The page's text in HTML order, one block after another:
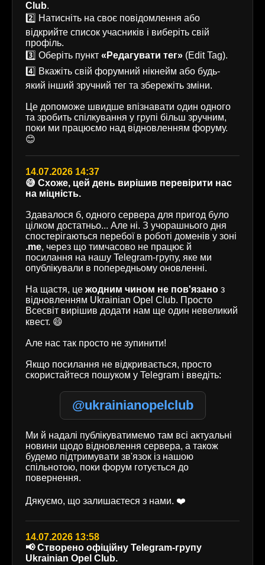
Club.
2️⃣ Натисніть на своє повідомлення або
відкрийте список учасників і виберіть свій
профіль.
3️⃣ Оберіть пункт «Редагувати тег» (Edit Tag).
4️⃣ Вкажіть свій форумний нікнейм або будь-
який інший зручний тег та збережіть зміни.
Це допоможе швидше впізнавати один одного
та зробить спілкування у групі більш зручним,
поки ми працюємо над відновленням форуму.
😊
14.07.2026 14:37
😅 Схоже, цей день вирішив перевірити нас
на міцність.
Здавалося б, одного сервера для пригод було
цілком достатньо... Але ні. З учорашнього дня
спостерігаються перебої в роботі доменів у зоні
.me, через що тимчасово не працює й
посилання на нашу Telegram-групу, яке ми
опублікували в попередньому оновленні.
На щастя, це жодним чином не пов'язано з
відновленням Ukrainian Opel Club. Просто
Всесвіт вирішив додати нам ще один невеликий
квест. 😄
Але нас так просто не зупинити!
Якщо посилання не відкривається, просто
скористайтеся пошуком у Telegram і введіть:
@ukrainianopelclub
Ми й надалі публікуватимемо там всі актуальні
новини щодо відновлення сервера, а також
будемо підтримувати зв'язок із нашою
спільнотою, поки форум готується до
повернення.
Дякуємо, що залишаєтеся з нами. ❤️
14.07.2026 13:58
📢 Створено офіційну Telegram-групу
Ukrainian Opel Club.